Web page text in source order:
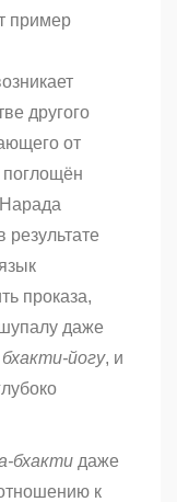
пример
другого
от
проказа,
даже
бхакти-йогу, и
бхакти даже
к